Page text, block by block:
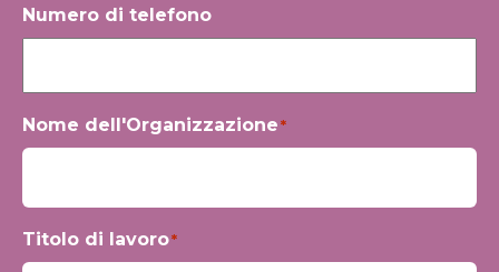
Numero di telefono
Nome dell'Organizzazione*
Titolo di lavoro*